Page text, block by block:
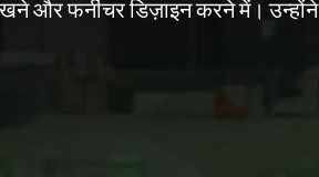
और फर्नीचर डिज़ाइन करने में। उन्होंने